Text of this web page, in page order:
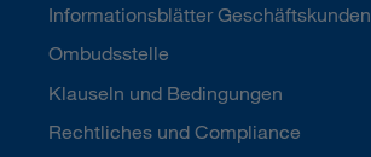
Informationsblätter Geschäftskunden
Ombudsstelle
Klauseln und Bedingungen
Rechtliches und Compliance